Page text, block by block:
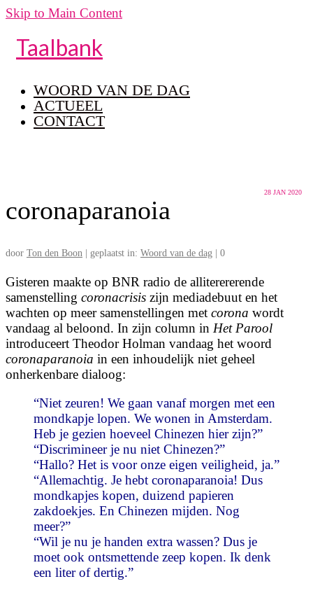
Skip to Main Content
Taalbank
WOORD VAN DE DAG
ACTUEEL
CONTACT
28 JAN 2020
coronaparanoia
door Ton den Boon geplaatst in: Woord van de dag 0
Gisteren maakte op BNR radio de alliterererende
samenstelling coronacrisis zijn mediadebuut en het
wachten op meer samenstellingen met corona wordt
vandaag al beloond. In zijn column in Het Parool
introduceert Theodor Holman vandaag het woord
coronaparanoia in een inhoudelijk niet geheel
onherkenbare dialoog:
“Niet zeuren! We gaan vanaf morgen met een
mondkapje lopen. We wonen in Amsterdam.
Heb je gezien hoeveel Chinezen hier zijn?”
“Discrimineer je nu niet Chinezen?”
“Hallo? Het is voor onze eigen veiligheid, ja.”
“Allemachtig. Je hebt coronaparanoia! Dus
mondkapjes kopen, duizend papieren
zakdoekjes. En Chinezen mijden. Nog
meer?”
“Wil je nu je handen extra wassen? Dus je
moet ook ontsmettende zeep kopen. Ik denk
een liter of dertig.”